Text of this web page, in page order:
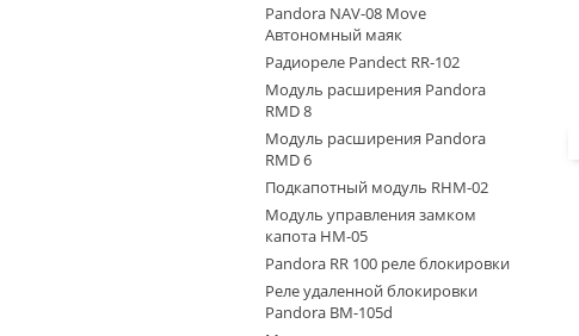
Pandora NAV-08 Move
Автономный маяк
Радиореле Pandect RR-102
Модуль расширения Pandora
RMD 8
Модуль расширения Pandora
RMD 6
Подкапотный модуль RHM-02
Модуль управления замком
капота HM-05
Pandora RR 100 реле блокировки
Реле удаленной блокировки
Pandora ВМ-105d